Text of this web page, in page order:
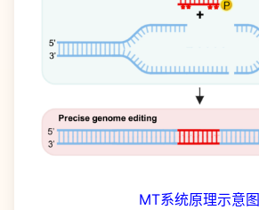
MT系统原理示意图